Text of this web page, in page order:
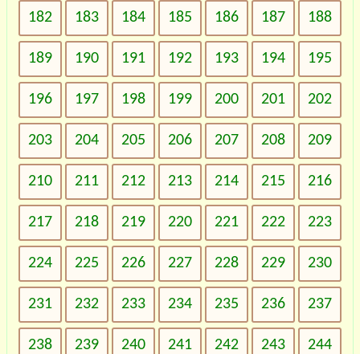
182 183 184 185 186 187 188
189 190 191 192 193 194 195
196 197 198 199 200 201 202
203 204 205 206 207 208 209
210 211 212 213 214 215 216
217 218 219 220 221 222 223
224 225 226 227 228 229 230
231 232 233 234 235 236 237
238 239 240 241 242 243 244